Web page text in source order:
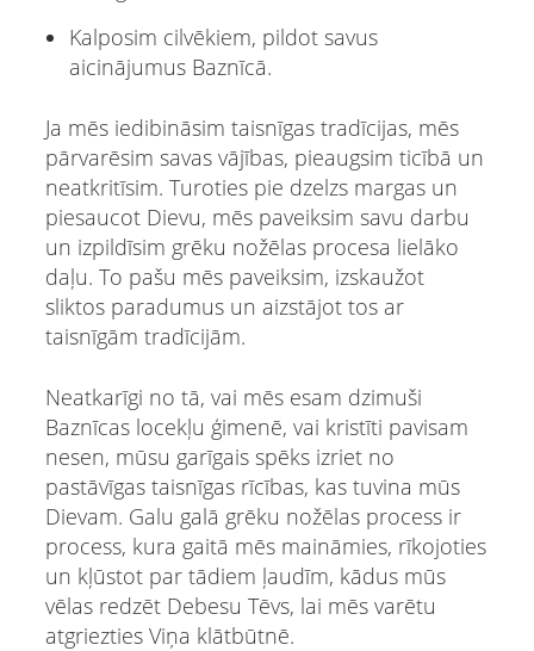
Kalposim cilvēkiem, pildot savus
aicinājumus Baznīcā.
Ja mēs iedibināsim taisnīgas tradīcijas, mēs
pārvarēsim savas vājības, pieaugsim ticībā un
neatkritīsim. Turoties pie dzelzs margas un
piesaucot Dievu, mēs paveiksim savu darbu
un izpildīsim grēku nožēlas procesa lielāko
daļu. To pašu mēs paveiksim, izskaužot
sliktos paradumus un aizstājot tos ar
taisnīgām tradīcijām.
Neatkarīgi no tā, vai mēs esam dzimuši
Baznīcas locekļu ģimenē, vai kristīti pavisam
nesen, mūsu garīgais spēks izriet no
pastāvīgas taisnīgas rīcības, kas tuvina mūs
Dievam. Galu galā grēku nožēlas process ir
process, kura gaitā mēs maināmies, rīkojoties
un kļūstot par tādiem ļaudīm, kādus mūs
vēlas redzēt Debesu Tēvs, lai mēs varētu
atgriezties Viņa klātbūtnē.